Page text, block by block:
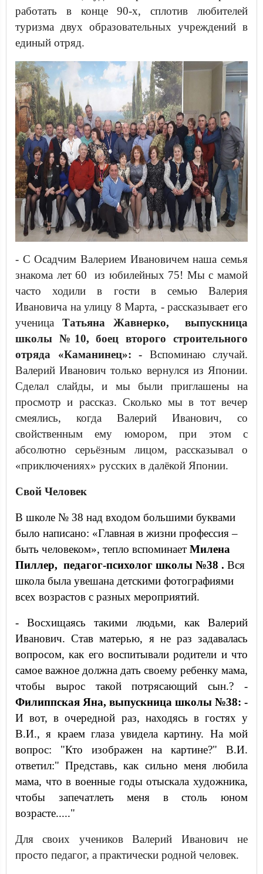
работать в конце 90-х, сплотив любителей
туризма двух образовательных учреждений в
единый отряд.
- С Осадчим Валерием Ивановичем наша семья
знакома лет 60 из юбилейных 75! Мы с мамой
часто ходили в гости в семью Валерия
Ивановича на улицу 8 Марта, - рассказывает его
ученица Татьяна Жавнерко, выпускница
школы №10, боец второго строительного
отряда «Каманинец»: - Вспоминаю случай.
Валерий Иванович только вернулся из Японии.
Сделал слайды, и мы были приглашены на
просмотр и рассказ. Сколько мы в тот вечер
смеялись, когда Валерий Иванович, со
свойственным ему юмором, при этом с
абсолютно серьёзным лицом, рассказывал о
«приключениях» русских в далёкой Японии.
Свой Человек
В школе № 38 над входом большими буквами
было написано: «Главная в жизни профессия –
быть человеком», тепло вспоминает Милена
Пиллер, педагог-психолог школы №38 . Вся
школа была увешана детскими фотографиями
всех возрастов с разных мероприятий.
- Восхищаясь такими людьми, как Валерий
Иванович. Став матерью, я не раз задавалась
вопросом, как его воспитывали родители и что
самое важное должна дать своему ребенку мама,
чтобы вырос такой потрясающий сын.? -
Филиппская Яна, выпускница школы №38: -
И вот, в очередной раз, находясь в гостях у
В.И., я краем глаза увидела картину. На мой
вопрос: "Кто изображен на картине?" В.И.
ответил:" Представь, как сильно меня любила
мама, что в военные годы отыскала художника,
чтобы запечатлеть меня в столь юном
возрасте....."
Для своих учеников Валерий Иванович не
просто педагог, а практически родной человек.